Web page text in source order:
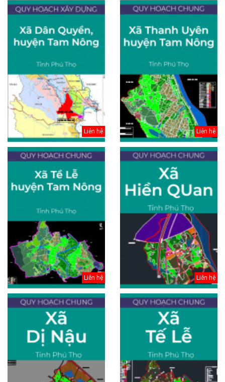
Liên hệ Liên hệ
Liên hệ Liên hệ